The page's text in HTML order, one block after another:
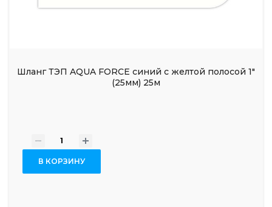
Шланг ТЭП AQUA FORCE синий с желтой полосой 1"
(25мм) 25м
- +
В КОРЗИНУ